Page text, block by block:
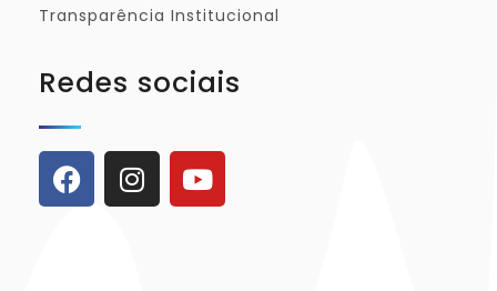
Transparência Institucional
Redes sociais